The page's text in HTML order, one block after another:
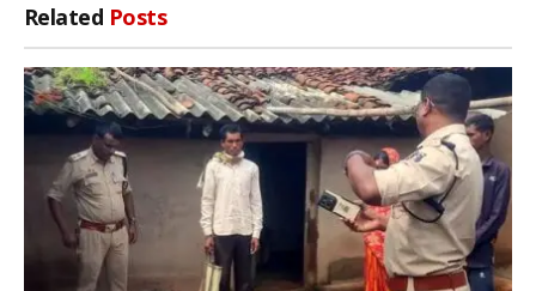
Related Posts